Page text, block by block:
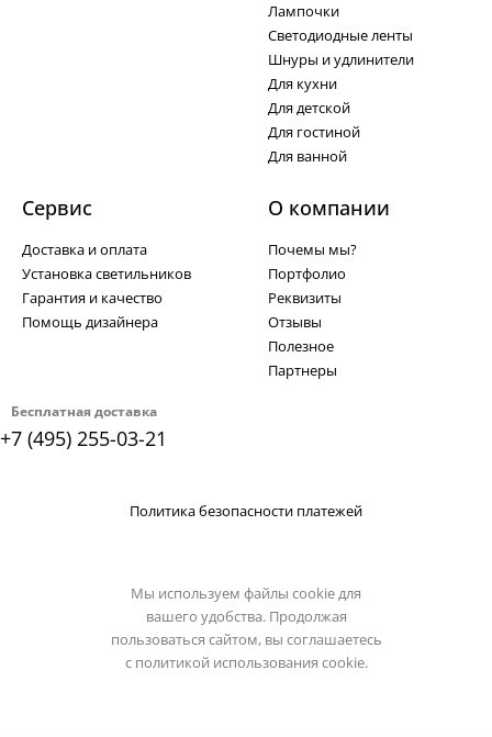
Бесплатная доставка
+7 (495) 255-03-21
Лампочки
Светодиодные ленты
Шнуры и удлинители
Для кухни
Для детской
Для гостиной
Для ванной
Сервис
Доставка и оплата
Установка светильников
Гарантия и качество
Помощь дизайнера
О компании
Почемы мы?
Портфолио
Реквизиты
Отзывы
Полезное
Партнеры
Политика безопасности платежей
Мы используем файлы cookie для
вашего удобства. Продолжая
пользоваться сайтом, вы соглашаетесь
с политикой использования cookie.